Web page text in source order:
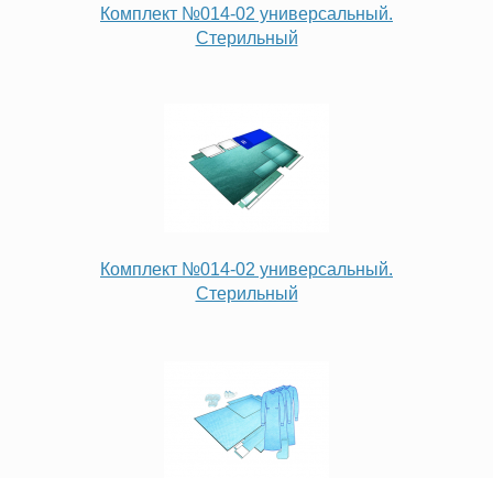
Комплект №014-02 универсальный.
Стерильный
Комплект №014-02 универсальный.
Стерильный